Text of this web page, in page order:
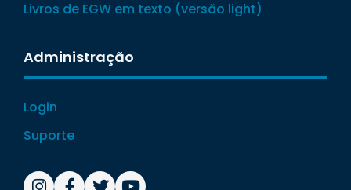
Livros de EGW em texto (versão light)
Administração
Login
Suporte